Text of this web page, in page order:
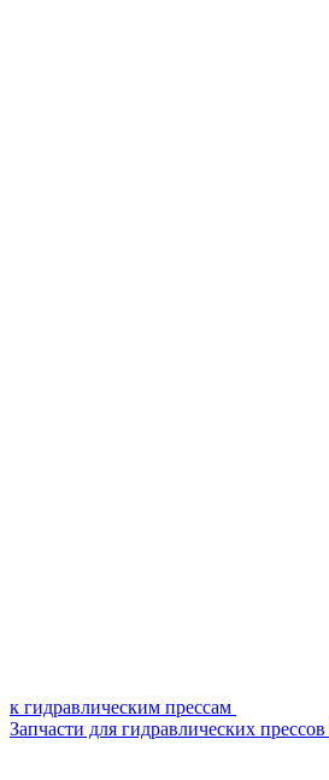
к гидравлическим прессам
Запчасти для гидравлических прессов